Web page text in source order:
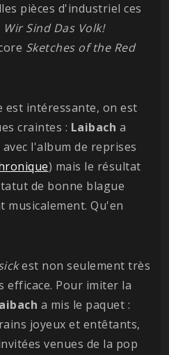
pièces d'industriel ces
Wir Sind Das Volk!
Sketches of the Red
est intéressante, on est
craintes : Laibach a
l'album de reprises
) mais le résultat
de bonne blague
musicalement. Qu'en
est non seulement très
Pour imiter la
a mis le paquet :
joyeux et entêtants,
venues de la pop